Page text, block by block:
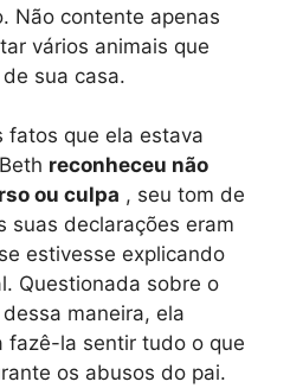
Não contente apenas
vários animais que
sua casa.
fatos que ela estava
reconheceu não
ou culpa , seu tom de
suas declarações eram
estivesse explicando
Questionada sobre o
maneira, ela
fazê-la sentir tudo o que
os abusos do pai.